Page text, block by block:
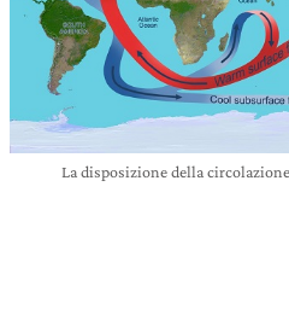
La disposizione della